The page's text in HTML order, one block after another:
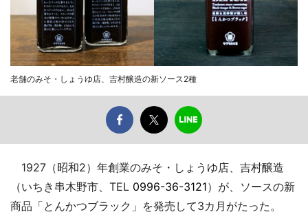
老舗のみそ・しょうゆ店、吉村醸造の新ソース2種
1927（昭和2）年創業のみそ・しょうゆ店、吉村醸造
（いちき串木野市、TEL 0996-36-3121）が、ソースの新
商品「とんかつブラック」を発売して3カ月がたった。